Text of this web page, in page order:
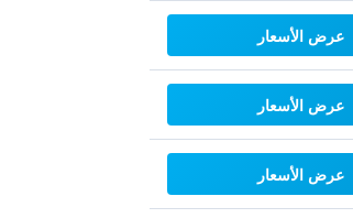
عرض الأسعار
عرض الأسعار
عرض الأسعار